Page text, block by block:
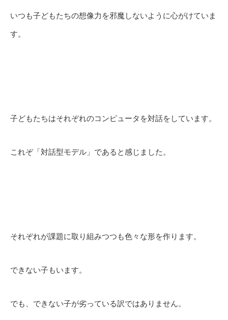
いつも子どもたちの想像力を邪魔しないように心がけていま
す。
子どもたちはそれぞれのコンピュータを対話をしています。
これぞ「対話型モデル」であると感じました。
それぞれが課題に取り組みつつも色々な形を作ります。
できない子もいます。
でも、できない子が劣っている訳ではありません。